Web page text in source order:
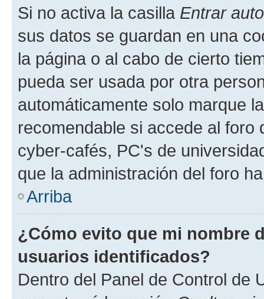
Si no activa la casilla Entrar
sus datos se guardan en una
la página o al cabo de cierto
pueda ser usada por otra
automáticamente solo marque
recomendable si accede al foro
cyber-cafés, PC's de
que la administración del foro
Arriba
¿Cómo evito que mi nombre
usuarios identificados?
Dentro del Panel de Control de